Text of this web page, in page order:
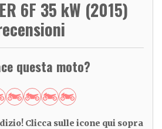
6F 35 kW (2015)
questa moto?
Clicca sulle icone qui sopra